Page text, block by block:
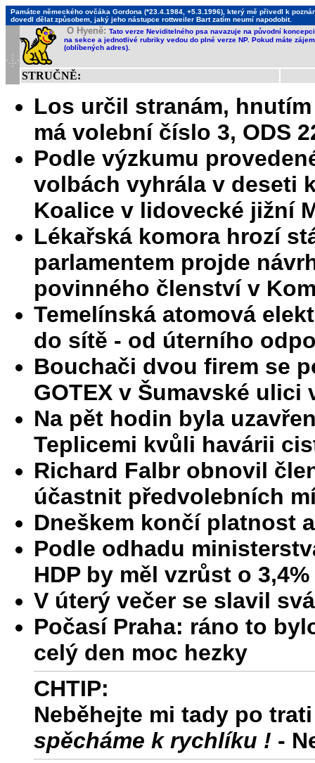
Památce německého ovčáka Gordona (*23.4.1984, +5.3.1996), který mě přivedl k
dovedl dělat způsobem, jaký jeho nástupce rottweiler Bart zatím neumí napodobit.
O Hyeně: Tato verze Neviditelného psa navazuje na původní
na sekce a jednotlivé rubriky vedou do plné verze NP. Pokud máte
(oblíbených adres).
STRUČNĚ:
Los určil stranám,
má volební číslo 3, ODS
Podle výzkumu
volbách vyhrála v deseti
Koalice v lidovecké jižní
Lékařská komora hrozí
parlamentem projde
povinného členství v
Temelínská atomová
do sítě - od úterního
Bouchači dvou firem se
GOTEX v Šumavské
Na pět hodin byla
Teplicemi kvůli havárii
Richard Falbr obnovil
účastnit předvolebních
Dneškem končí platnost
Podle odhadu
HDP by měl vzrůst o 3,4%
V úterý večer se slavil
Počasí Praha: ráno to
celý den moc hezky
CHTIP:
Neběhejte mi tady po
spěcháme k rychlíku ! -